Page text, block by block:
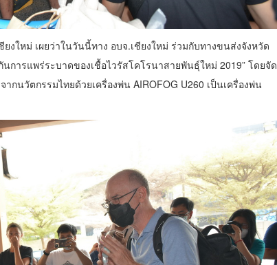
ใหม่ เผยว่าในวันนี้ทาง อบจ.เชียงใหม่ ร่วมกับทางขนส่งจังหวัด
การแพร่ระบาดของเชื้อไวรัสโคโรนาสายพันธุ์ใหม่ 2019” โดยจัด
นวัตกรรมไทยด้วยเครื่องพ่น AIROFOG U260 เป็นเครื่องพ่น